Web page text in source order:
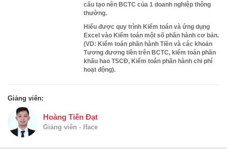
cấu tạo nên BCTC của 1 doanh nghiệp thông
thường.
Hiểu được quy trình Kiểm toán và ứng dụng
Excel vào Kiểm toán một số phần hành cơ bản.
(VD: Kiểm toán phần hành Tiền và các khoản
Tương đương tiền trên BCTC, kiểm toán phần
khấu hao TSCĐ, Kiểm toán phần hành chi phí
hoạt động).
Giảng viên:
Hoàng Tiến Đạt
Giảng viên - Iface